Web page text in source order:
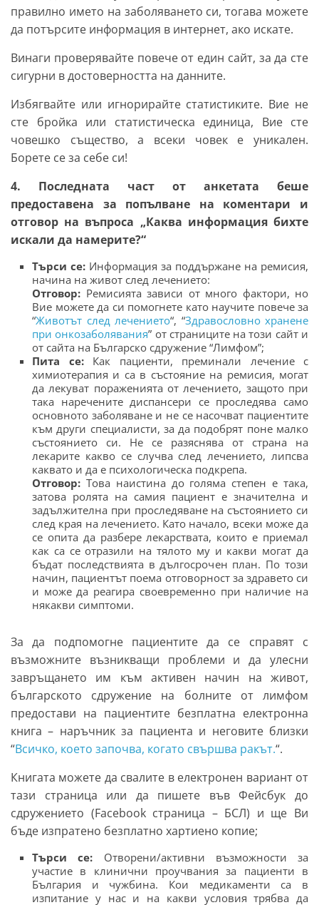
правилно името на заболяването си, тогава можете
да потърсите информация в интернет, ако искате.
Винаги проверявайте повече от един сайт, за да сте
сигурни в достоверността на данните.
Избягвайте или игнорирайте статистиките. Вие не
сте бройка или статистическа единица, Вие сте
човешко същество, а всеки човек е уникален.
Борете се за себе си!
4. Последната част от анкетата беше
предоставена за попълване на коментари и
отговор на въпроса „Каква информация бихте
искали да намерите?“
Търси се: Информация за поддържане на ремисия,
начина на живот след лечението:
Отговор: Ремисията зависи от много фактори, но
Вие можете да си помогнете като научите повече за
“Животът след лечението“, “Здравословно хранене
при онкозаболявания” от страниците на този сайт и
от сайта на Българско сдружение “Лимфом”;
Пита се:Как пациенти, преминали лечение с
химиотерапия и са в състояние на ремисия, могат
да лекуват пораженията от лечението, защото при
така наречените диспансери се проследява само
основното заболяване и не се насочват пациентите
към други специалисти, за да подобрят поне малко
състоянието си. Не се разяснява от страна на
лекарите какво се случва след лечението, липсва
каквато и да е психологическа подкрепа.
Отговор: Това наистина до голяма степен е така,
затова ролята на самия пациент е значителна и
задължителна при проследяване на състоянието си
след края на лечението. Като начало, всеки може да
се опита да разбере лекарствата, които е приемал
как са се отразили на тялото му и какви могат да
бъдат последствията в дългосрочен план. По този
начин, пациентът поема отговорност за здравето си
и може да реагира своевременно при наличие на
някакви симптоми.
За да подпомогне пациентите да се справят с
възможните възникващи проблеми и да улесни
завръщането им към активен начин на живот,
българското сдружение на болните от лимфом
предостави на пациентите безплатна електронна
книга – наръчник за пациента и неговите близки
“Всичко, което започва, когато свършва ракът.“.
Книгата можете да свалите в електронен вариант от
тази страница или да пишете във Фейсбук до
сдружението (Facebook страница – БСЛ) и ще Ви
бъде изпратено безплатно хартиено копие;
Търси се: Отворени/активни възможности за
участие в клинични проучвания за пациенти в
България и чужбина. Кои медикаменти са в
изпитание у нас и на какви условия трябва да